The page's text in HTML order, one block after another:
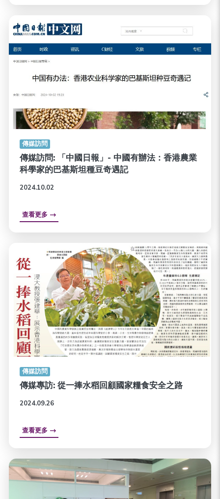
傳媒訪問
傳媒訪問: 「中國日報」- 中國有辦法：香港農業
科學家的巴基斯坦種豆奇遇記
2024.10.02
查看更多
傳媒訪問
傳媒專訪: 從一捧水稻回顧國家糧食安全之路
2024.09.26
查看更多